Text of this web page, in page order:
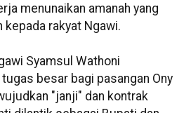
menunaikan amanah yang
rakyat Ngawi.
Syamsul Wathoni
besar bagi pasangan Ony
"janji" dan kontrak